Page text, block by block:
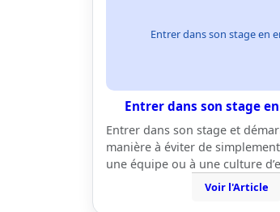
Entrer dans son stage en
Entrer dans son stage
Entrer dans son stage et
manière à éviter de simplement
une équipe ou à une culture
Voir l'Article